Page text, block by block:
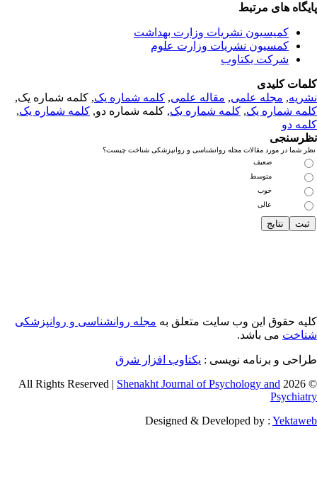
های مرتبط
کمیسیون نشریات وزارت بهداشت
کمسیون نشریات وزارت علوم
شرکت یکتاوب
کلیدی
,مجله علمی, مقاله علمی, کلمه شماره یک, کلمه شماره یک,
شماره یک,کلمه شماره یک, کلمه شماره دو,کلمه شماره یک,
دو
شما در مورد مقالات مجله روانشناسی و روانپزشکی شناخت چیست؟
ضعیف
متوسط
خوب
عالی
حقوق این وب سایت متعلق بهمجله روانشناسی و روانپزشکی
می باشد.
و برنامه نویسی : یکتاوب افزار شرق
©
Shenakht Journal of Psychology and
Designed & Developed by :